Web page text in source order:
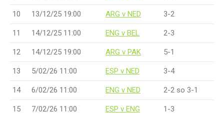
10 13/12/25 19:00 ARG v NED 3-2
11 14/12/25 11:00 ENG v BEL 2-3
12 14/12/25 19:00 ARG v PAK 5-1
13 5/02/26 11:00 ESP v NED 3-4
14 6/02/26 11:00 ENG v NED 2-2 so 3-1
15 7/02/26 11:00 ESP v ENG 1-3